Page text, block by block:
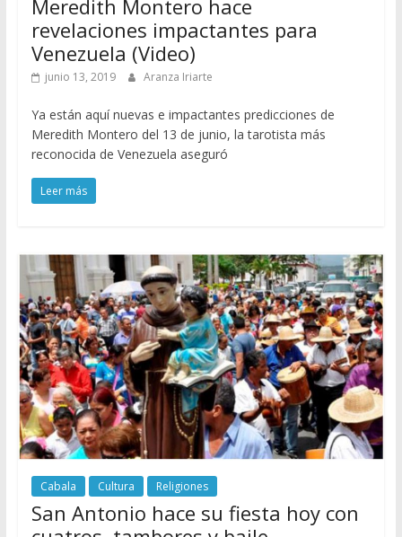
Meredith Montero hace
revelaciones impactantes para
Venezuela (Video)
junio 13, 2019 Aranza Iriarte
Ya están aquí nuevas e impactantes predicciones de
Meredith Montero del 13 de junio, la tarotista más
reconocida de Venezuela aseguró
Leer más
Cabala Cultura Religiones
San Antonio hace su fiesta hoy con